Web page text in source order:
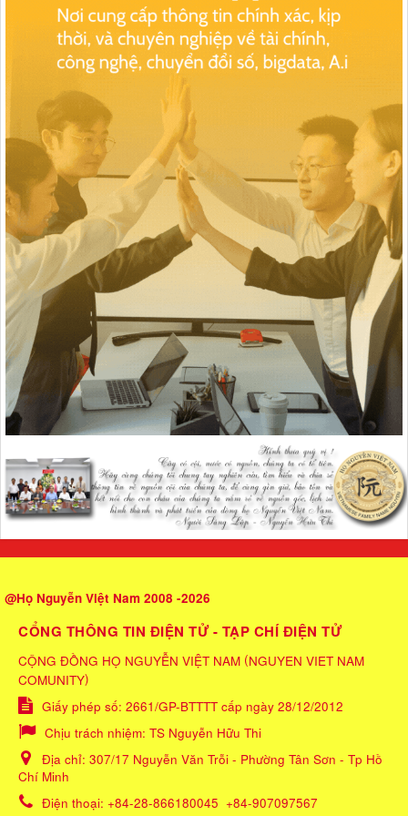
@Họ Nguyễn Việt Nam 2008 -2026
CỔNG THÔNG TIN ĐIỆN TỬ - TẠP CHÍ ĐIỆN TỬ
CỘNG ĐỒNG HỌ NGUYỄN VIỆT NAM (NGUYEN VIET NAM
COMUNITY)
Giấy phép số: 2661/GP-BTTTT cấp ngày 28/12/2012
Chịu trách nhiệm: TS Nguyễn Hữu Thi
Địa chỉ: 307/17 Nguyễn Văn Trỗi - Phường Tân Sơn - Tp Hồ
Chí Minh
Điện thoại: +84-28-866180045 +84-907097567